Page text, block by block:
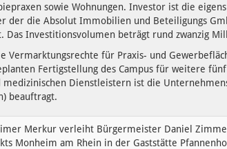
sowie Wohnungen. Investor ist die
der die Absolut Immobilien und Beteiligungs
Das Investitionsvolumen beträgt rund zwanzig
Vermarktungsrechte für Praxis- und
Fertigstellung des Campus für weitere
Dienstleistern ist die
beauftragt.
Merkur verleiht Bürgermeister Daniel
Monheim am Rhein in der Gaststätte